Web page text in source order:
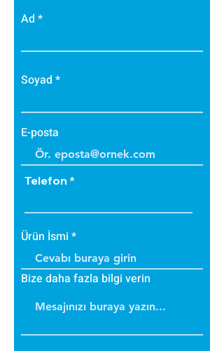
Ad
Soyad
E-posta
Telefon
Ürün İsmi
Bize daha fazla bilgi verin